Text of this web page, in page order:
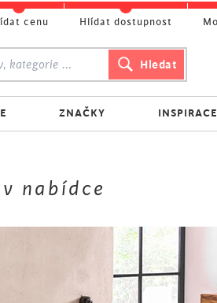
nabídce
ZNAČKY INSPIRACE
cenu Hlídat dostupnost